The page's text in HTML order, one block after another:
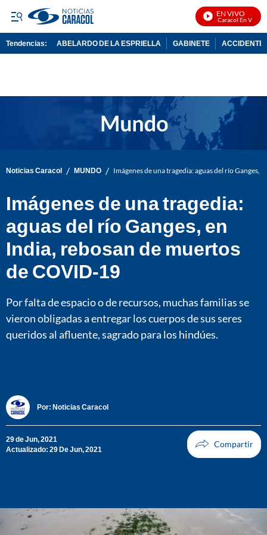
EN VIVO
Noticias Caracol En Vivo
Tendencias: ABELARDO DE LA ESPRIELLA GABINETE ACCIDENTE
Noticias Caracol / MUNDO / Imágenes de una tragedia: aguas del río
Imágenes de una tragedia:
aguas del río Ganges, en
India, rebosan de muertos
de COVID-19
Por falta de espacio o de recursos, muchas familias se
vieron obligadas a entregar los cuerpos de sus seres
queridos al afluente, sagrado para los hindúes.
Por: Noticias Caracol
29 de Jun, 2021
Actualizado: 29 De Jun, 2021